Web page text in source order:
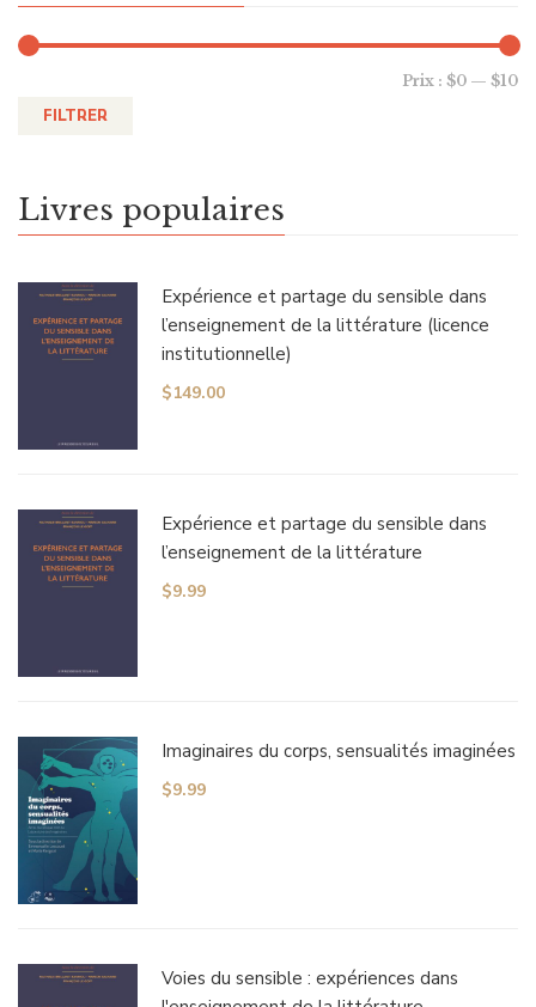
FILTRER
Prix : $0 — $10
Livres populaires
Expérience et partage du sensible dans
l’enseignement de la littérature (licence
institutionnelle)
$149.00
Expérience et partage du sensible dans
l’enseignement de la littérature
$9.99
Imaginaires du corps, sensualités imaginées
$9.99
Voies du sensible : expériences dans